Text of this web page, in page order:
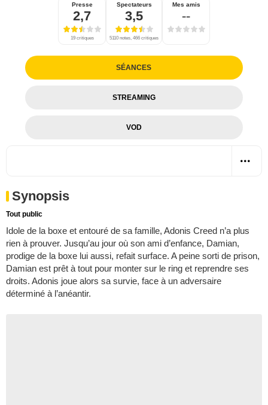
Presse
2,7
19 critiques
Spectateurs
3,5
5110 notes, 466 critiques
Mes amis
--
SÉANCES
STREAMING
VOD
Synopsis
Tout public
Idole de la boxe et entouré de sa famille, Adonis Creed n’a plus
rien à prouver. Jusqu’au jour où son ami d’enfance, Damian,
prodige de la boxe lui aussi, refait surface. A peine sorti de prison,
Damian est prêt à tout pour monter sur le ring et reprendre ses
droits. Adonis joue alors sa survie, face à un adversaire
déterminé à l’anéantir.